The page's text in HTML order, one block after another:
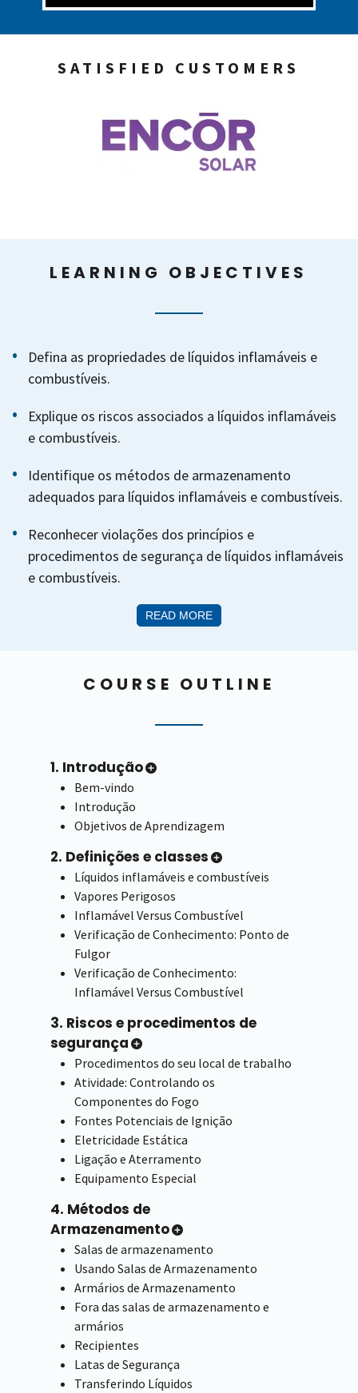
SATISFIED CUSTOMERS
LEARNING OBJECTIVES
Defina as propriedades de líquidos inflamáveis e
combustíveis.
Explique os riscos associados a líquidos inflamáveis
e combustíveis.
Identifique os métodos de armazenamento
adequados para líquidos inflamáveis e combustíveis.
Reconhecer violações dos princípios e
procedimentos de segurança de líquidos inflamáveis
e combustíveis.
READ MORE
COURSE OUTLINE
1. Introdução
Bem-vindo
Introdução
Objetivos de Aprendizagem
2. Definições e classes
Líquidos inflamáveis e combustíveis
Vapores Perigosos
Inflamável Versus Combustível
Verificação de Conhecimento: Ponto de
Fulgor
Verificação de Conhecimento:
Inflamável Versus Combustível
3. Riscos e procedimentos de
segurança
Procedimentos do seu local de trabalho
Atividade: Controlando os
Componentes do Fogo
Fontes Potenciais de Ignição
Eletricidade Estática
Ligação e Aterramento
Equipamento Especial
4. Métodos de
Armazenamento
Salas de armazenamento
Usando Salas de Armazenamento
Armários de Armazenamento
Fora das salas de armazenamento e
armários
Recipientes
Latas de Segurança
Transferindo Líquidos